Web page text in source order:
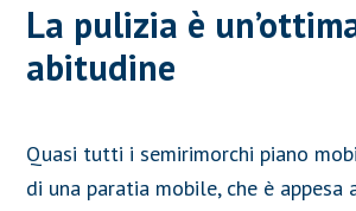
La pulizia è
abitudine
Quasi tutti i semirimorchi piano
di una paratia mobile, che è appesa